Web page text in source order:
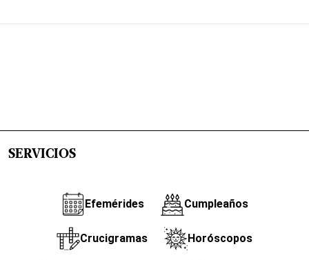
SERVICIOS
Efemérides Cumpleaños
Crucigramas Horóscopos